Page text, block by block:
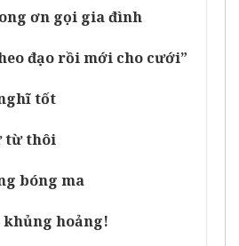
ơn gọi gia đình
đạo rồi mới cho cưới”
tốt
từ thôi
bóng ma
hoảng!